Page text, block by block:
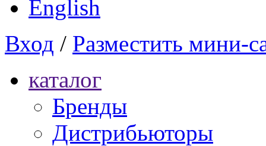
Вход / Разместить мини-
каталог
Бренды
Дистрибьюторы